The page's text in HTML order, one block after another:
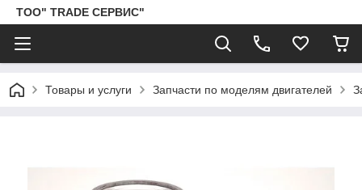
ТОО" TRADE СЕРВИС"
Товары и услуги Запчасти по моделям двигателей